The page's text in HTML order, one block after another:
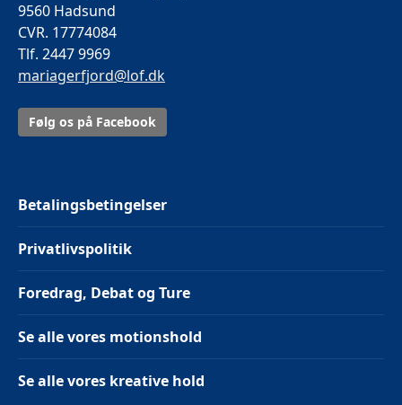
9560 Hadsund
CVR. 17774084
Tlf. 2447 9969
mariagerfjord@lof.dk
Følg os på Facebook
Betalingsbetingelser
Privatlivspolitik
Foredrag, Debat og Ture
Se alle vores motionshold
Se alle vores kreative hold